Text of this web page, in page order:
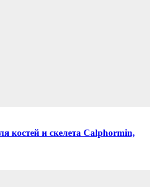
костей и скелета Calphormin,